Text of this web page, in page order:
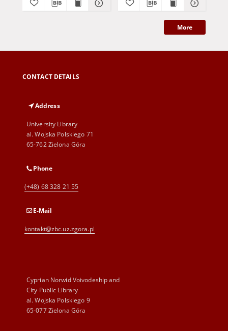
More
CONTACT DETAILS
Address
University Library
al. Wojska Polskiego 71
65-762 Zielona Góra
Phone
(+48) 68 328 21 55
E-Mail
kontakt@zbc.uz.zgora.pl
Cyprian Norwid Voivodeship and
City Public Library
al. Wojska Polskiego 9
65-077 Zielona Góra